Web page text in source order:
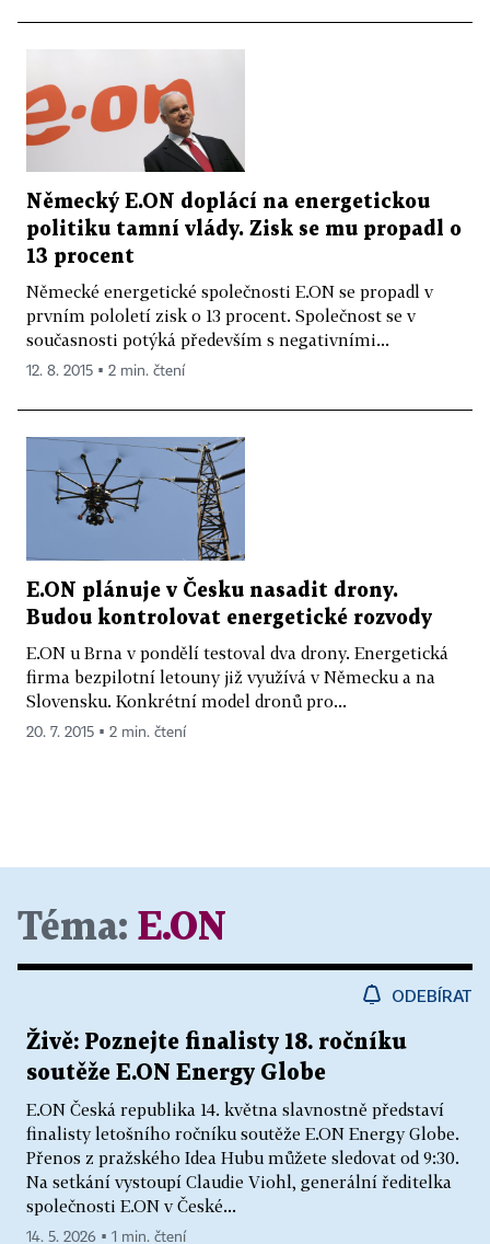
Německý E.ON doplácí na energetickou
politiku tamní vlády. Zisk se mu propadl o
13 procent
Německé energetické společnosti E.ON se propadl v
prvním pololetí zisk o 13 procent. Společnost se v
současnosti potýká především s negativními...
12. 8. 2015 ▪ 2 min. čtení
E.ON plánuje v Česku nasadit drony.
Budou kontrolovat energetické rozvody
E.ON u Brna v pondělí testoval dva drony. Energetická
firma bezpilotní letouny již využívá v Německu a na
Slovensku. Konkrétní model dronů pro...
20. 7. 2015 ▪ 2 min. čtení
Téma: E.ON
ODEBÍRAT
Živě: Poznejte finalisty 18. ročníku
soutěže E.ON Energy Globe
E.ON Česká republika 14. května slavnostně představí
finalisty letošního ročníku soutěže E.ON Energy Globe.
Přenos z pražského Idea Hubu můžete sledovat od 9:30.
Na setkání vystoupí Claudie Viohl, generální ředitelka
společnosti E.ON v České...
14. 5. 2026 ▪ 1 min. čtení